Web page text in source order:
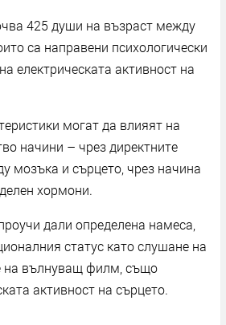
425 души на възраст между
са направени психологически
електрическата активност на
могат да влияят на
начини – чрез директните
мозъка и сърцето, чрез начина
хормони.
дали определена намеса,
статус като слушане на
на вълнуващ филм, също
активност на сърцето.